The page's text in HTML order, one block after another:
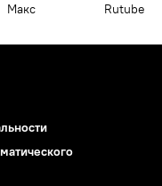
Макс Rutube